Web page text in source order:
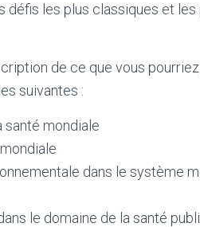
défis les plus classiques et
de ce que vous
suivantes :
santé mondiale
dans le système
le domaine de la santé